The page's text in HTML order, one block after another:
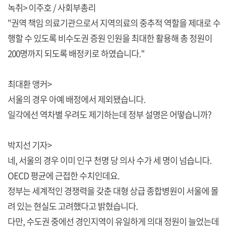
녹취> 이주호 / 사회부총리
"권역 책임 의료기관으로서 지역의료의 중추적 역할을 제대로 수
행할 수 있도록 비수도권 증원 인원을 최대한 활용해 총 정원이
200명까지 되도록 배정키로 하였습니다."
최대환 앵커>
서울의 경우 아예 배정에서 제외됐습니다.
일각에선 역차별 우려도 제기하는데 정부 설명은 어떻습니까?
박지선 기자>
네, 서울의 경우 이미 인구 천명 당 의사 수가 세 명이 넘습니다.
OECD 평균에 근접한 수치인데요.
정부는 세계적인 경쟁력을 갖춘 대형 상급 종합병원이 서울에 몰
려 있는 현실도 고려했다고 밝혔습니다.
다만, 수도권 중에선 경인지역이 유일하게 의대 정원이 늘었는데